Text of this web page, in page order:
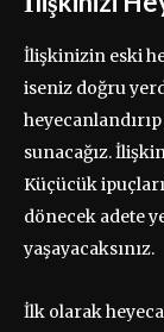
İlişkinizin eski
iseniz doğru
sunacağız.
Küçücük
dönecek adete
yaşayacaksınız.
İlk olarak